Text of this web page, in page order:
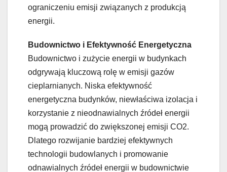
ograniczeniu emisji związanych z produkcją
energii.
Budownictwo i Efektywność Energetyczna
Budownictwo i zużycie energii w budynkach
odgrywają kluczową rolę w emisji gazów
cieplarnianych. Niska efektywność
energetyczna budynków, niewłaściwa izolacja i
korzystanie z nieodnawialnych źródeł energii
mogą prowadzić do zwiększonej emisji CO2.
Dlatego rozwijanie bardziej efektywnych
technologii budowlanych i promowanie
odnawialnych źródeł energii w budownictwie